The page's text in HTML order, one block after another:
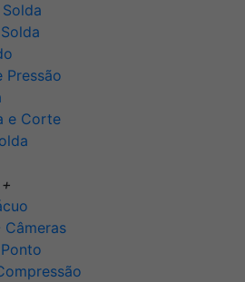
Pressão
e Corte
+